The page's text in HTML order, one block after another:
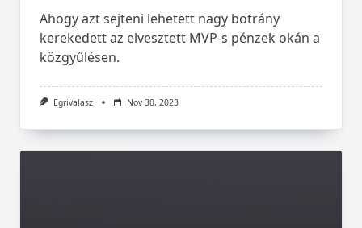
Ahogy azt sejteni lehetett nagy botrány
kerekedett az elvesztett MVP-s pénzek okán a
közgyűlésen.
Egrivalasz Nov 30, 2023